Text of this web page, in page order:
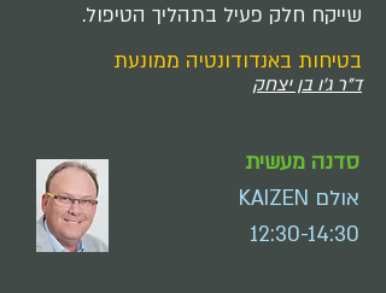
שייקח חלק פעיל בתהליך הטיפול.
בטיחות באנדודונטיה ממונעת
ד"ר ג'ו בן יצחק
סדנה מעשית
אולם KAIZEN
12:30-14:30